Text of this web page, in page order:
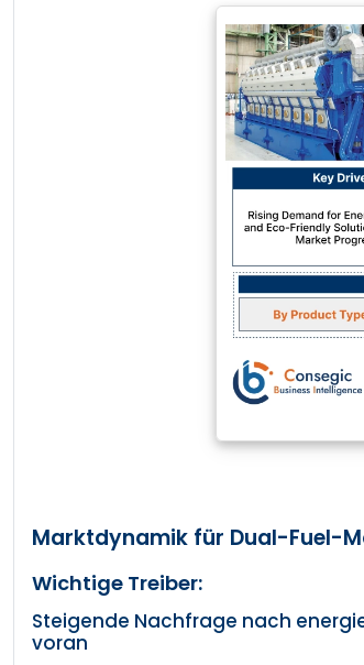
Marktdynamik für Dual-Fuel-
Wichtige Treiber:
Steigende Nachfrage nach
voran